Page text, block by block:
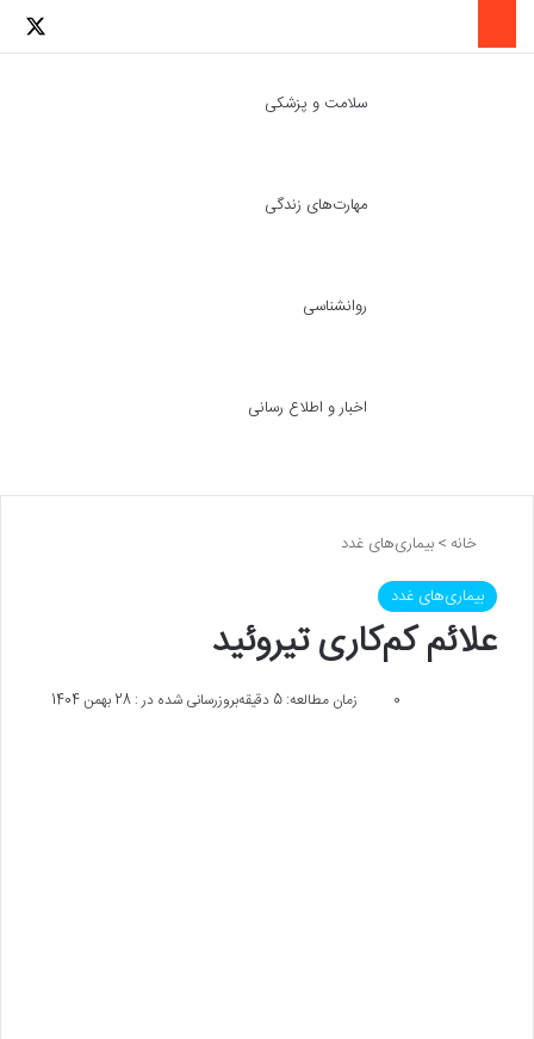
لینکدین
سلامت و پزشکی
مهارت‌های زندگی
روانشناسی
اخبار و اطلاع رسانی
خانه >بیماری‌های غدد
بیماری‌های غدد
علائم کم‌کاری تیروئید
بروزرسانی شده در : 28 بهمن 1404 0 زمان مطالعه: 5 دقیقه